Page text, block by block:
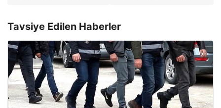
Tavsiye Edilen Haberler